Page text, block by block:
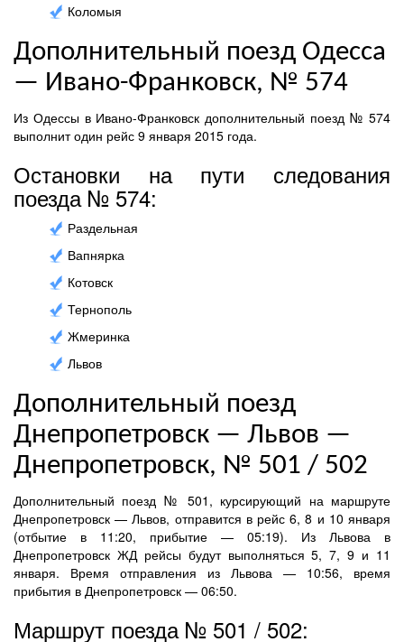
Коломыя
Дополнительный поезд Одесса
— Ивано-Франковск, № 574
Из Одессы в Ивано-Франковск дополнительный поезд № 574
выполнит один рейс 9 января 2015 года.
Остановки на пути следования
поезда № 574:
Раздельная
Вапнярка
Котовск
Тернополь
Жмеринка
Львов
Дополнительный поезд
Днепропетровск — Львов —
Днепропетровск, № 501 / 502
Дополнительный поезд № 501, курсирующий на маршруте
Днепропетровск — Львов, отправится в рейс 6, 8 и 10 января
(отбытие в 11:20, прибытие — 05:19). Из Львова в
Днепропетровск ЖД рейсы будут выполняться 5, 7, 9 и 11
января. Время отправления из Львова — 10:56, время
прибытия в Днепропетровск — 06:50.
Маршрут поезда № 501 / 502: